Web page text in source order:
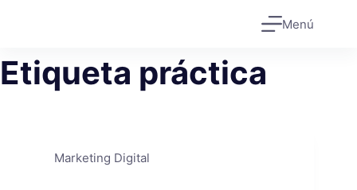
Menú
Etiqueta práctica
Marketing Digital